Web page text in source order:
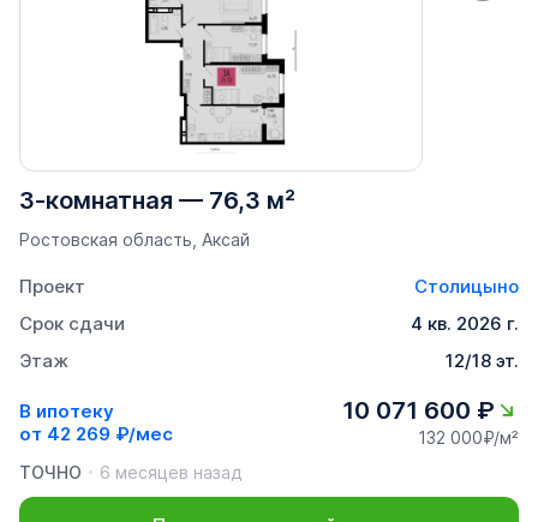
3-комнатная — 76,3 м²
Ростовская область, Аксай
Проект
Столицыно
Срок сдачи
4 кв. 2026 г.
Этаж
12/18 эт.
В ипотеку
от 42 269 ₽/мес
10 071 600 ₽
132 000₽/м²
ТОЧНО
6 месяцев назад